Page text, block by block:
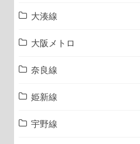
大湊線
大阪メトロ
奈良線
姫新線
宇野線